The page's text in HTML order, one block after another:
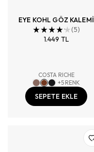
EYE KOHL GÖZ KALEMİ
(5)
1.449 TL
COSTA RICHE
+5 RENK
SEPETE EKLE